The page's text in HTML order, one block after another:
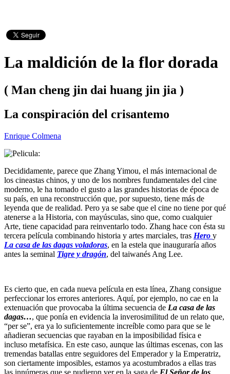
La maldición de la flor dorada
( Man cheng jin dai huang jin jia )
La conspiración del crisantemo
Enrique Colmena
Decididamente, parece que Zhang Yimou, el más internacional de
los cineastas chinos, y uno de los nombres fundamentales del cine
moderno, le ha tomado el gusto a las grandes historias de época de
su país, en una reconstrucción que, por supuesto, tiene más de
leyenda que de realidad. Pero ya se sabe que el cine no tiene por qué
atenerse a la Historia, con mayúsculas, sino que, como cualquier
Arte, tiene capacidad para reinventarlo todo. Zhang hace con ésta su
tercera película combinando historia y artes marciales, tras Hero y
La casa de las dagas voladoras, en la estela que inauguraría años
antes la seminal Tigre y dragón, del taiwanés Ang Lee.
Es cierto que, en cada nueva película en esta línea, Zhang consigue
perfeccionar los errores anteriores. Aquí, por ejemplo, no cae en la
extenuación que provocaba la última secuencia de La casa de las
dagas…, que ponía en evidencia la inverosimilitud de un relato que,
“per se”, era ya lo suficientemente increíble como para que se le
añadieran secuencias que rayaban en la imposibilidad física e
incluso metafísica. En este caso, aunque las últimas escenas, con las
tremendas batallas entre seguidores del Emperador y la Emperatriz,
son ciertamente imposibles, estamos ya acostumbrados a ellas tras
las innúmeras que se pudieron ver en la saga de El Señor de los